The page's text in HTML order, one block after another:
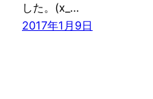
した。(x_…
2017年1月9日